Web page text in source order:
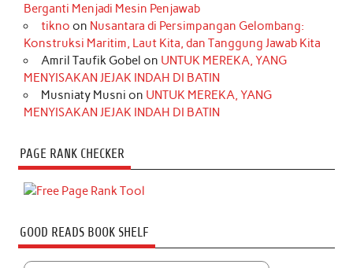
Berganti Menjadi Mesin Penjawab
tikno on Nusantara di Persimpangan Gelombang:
Konstruksi Maritim, Laut Kita, dan Tanggung Jawab Kita
Amril Taufik Gobel on UNTUK MEREKA, YANG
MENYISAKAN JEJAK INDAH DI BATIN
Musniaty Musni on UNTUK MEREKA, YANG
MENYISAKAN JEJAK INDAH DI BATIN
PAGE RANK CHECKER
GOOD READS BOOK SHELF